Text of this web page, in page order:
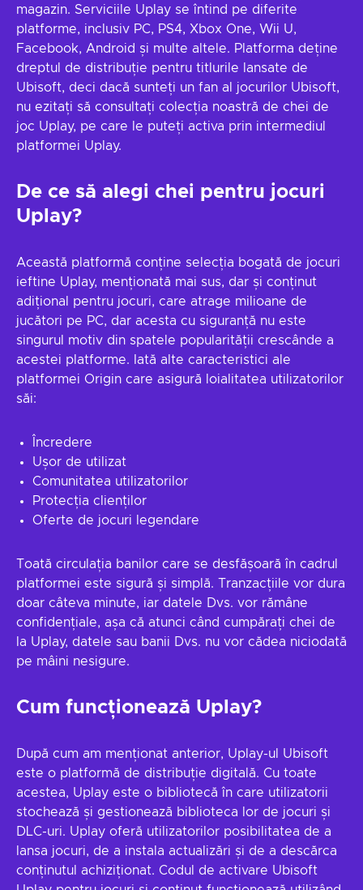
magazin. Serviciile Uplay se întind pe diferite
platforme, inclusiv PC, PS4, Xbox One, Wii U,
Facebook, Android și multe altele. Platforma deține
dreptul de distribuție pentru titlurile lansate de
Ubisoft, deci dacă sunteți un fan al jocurilor Ubisoft,
nu ezitați să consultați colecția noastră de chei de
joc Uplay, pe care le puteți activa prin intermediul
platformei Uplay.
De ce să alegi chei pentru jocuri
Uplay?
Această platformă conține selecția bogată de jocuri
ieftine Uplay, menționată mai sus, dar și conținut
adițional pentru jocuri, care atrage milioane de
jucători pe PC, dar acesta cu siguranță nu este
singurul motiv din spatele popularității crescânde a
acestei platforme. Iată alte caracteristici ale
platformei Origin care asigură loialitatea utilizatorilor
săi:
Încredere
Ușor de utilizat
Comunitatea utilizatorilor
Protecția clienților
Oferte de jocuri legendare
Toată circulația banilor care se desfășoară în cadrul
platformei este sigură și simplă. Tranzacțiile vor dura
doar câteva minute, iar datele Dvs. vor rămâne
confidențiale, așa că atunci când cumpărați chei de
la Uplay, datele sau banii Dvs. nu vor cădea niciodată
pe mâini nesigure.
Cum funcționează Uplay?
După cum am menționat anterior, Uplay-ul Ubisoft
este o platformă de distribuție digitală. Cu toate
acestea, Uplay este o bibliotecă în care utilizatorii
stochează și gestionează biblioteca lor de jocuri și
DLC-uri. Uplay oferă utilizatorilor posibilitatea de a
lansa jocuri, de a instala actualizări și de a descărca
conținutul achiziționat. Codul de activare Ubisoft